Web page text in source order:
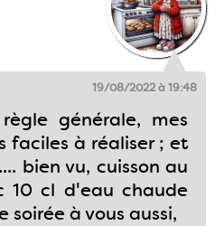
19/08/2022 à 19:48
générale, mes
faciles à réaliser ; et
bien vu, cuisson au
10 cl d'eau chaude
soirée à vous aussi,